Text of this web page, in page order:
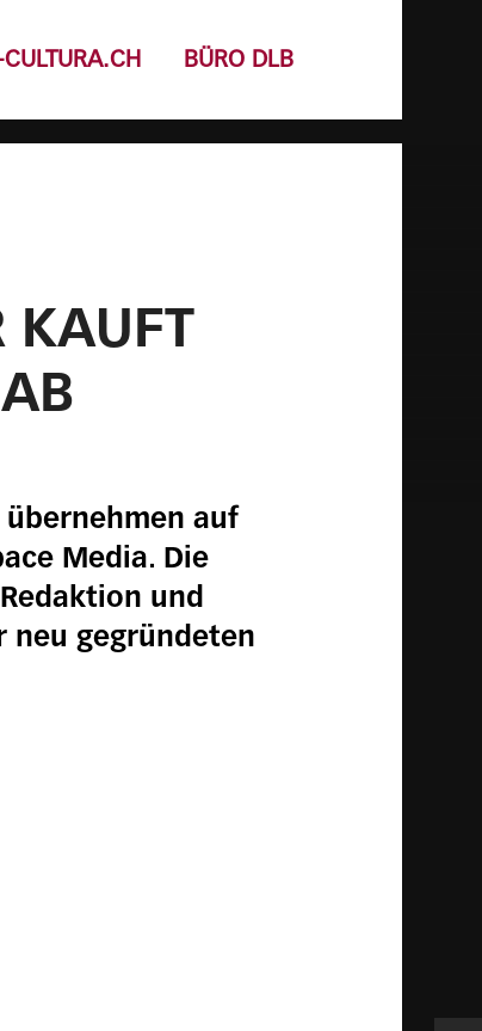
BÜRO DLB
KAUFT
übernehmen auf
Media. Die
und
neu gegründeten